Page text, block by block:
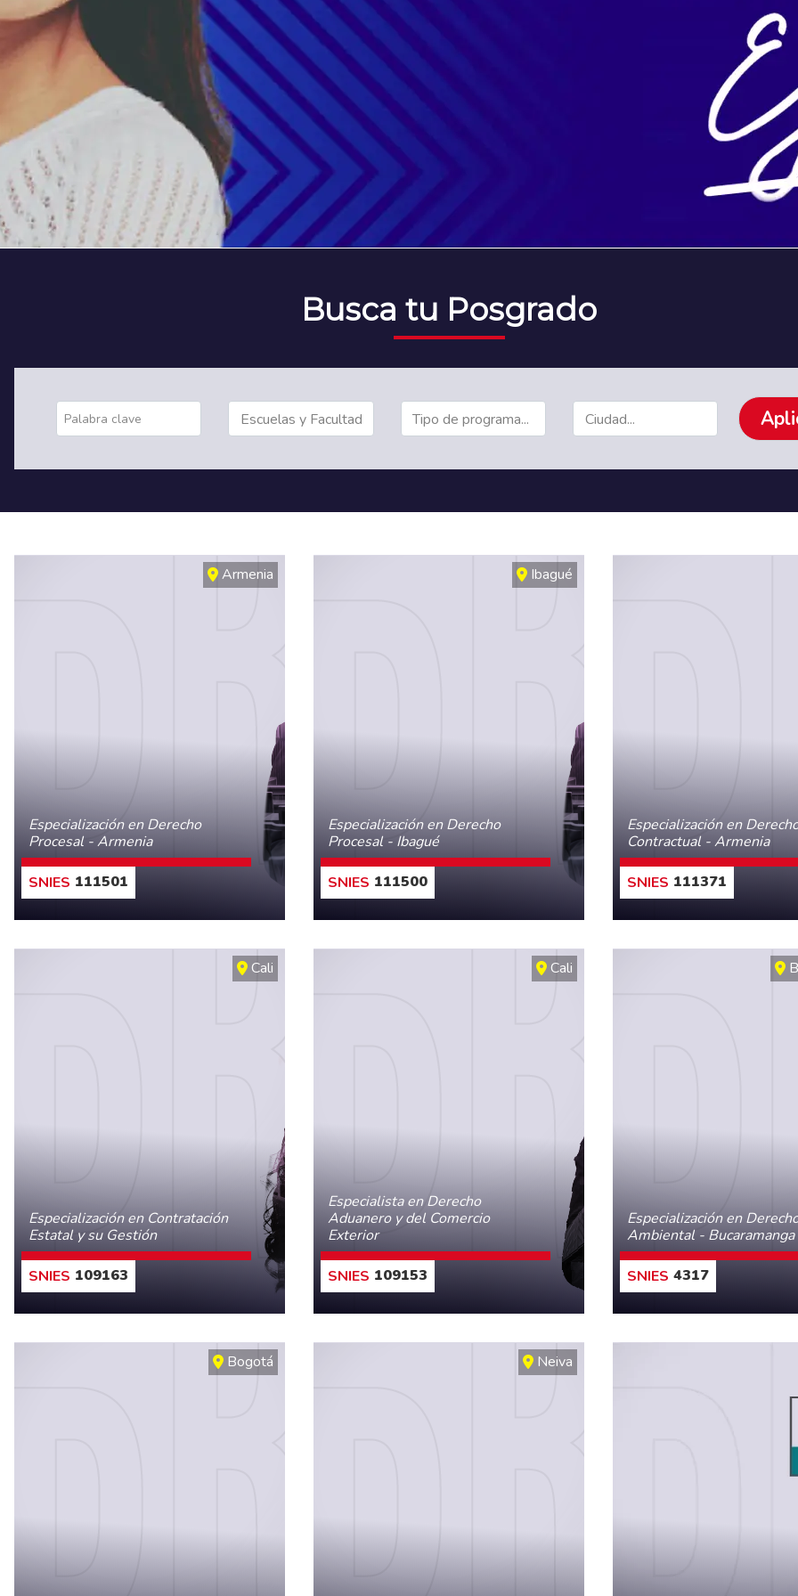
Busca tu Posgrado
Armenia
Especialización en Derecho
Procesal - Armenia
111501
CONOCE MÁS
Ibagué
Especialización en Derecho
Procesal - Ibagué
111500
CONOCE MÁS
Especialización en
Contractual - Armenia
111371
CONOCE MÁS
Cali
Especialización en Contratación
Estatal y su Gestión
109163
CONOCE MÁS
Cali
Especialista en Derecho
Aduanero y del Comercio
Exterior
109153
CONOCE MÁS
Especialización en
Ambiental - Bucaramanga
4317
CONOCE MÁS
Bogotá
Neiva